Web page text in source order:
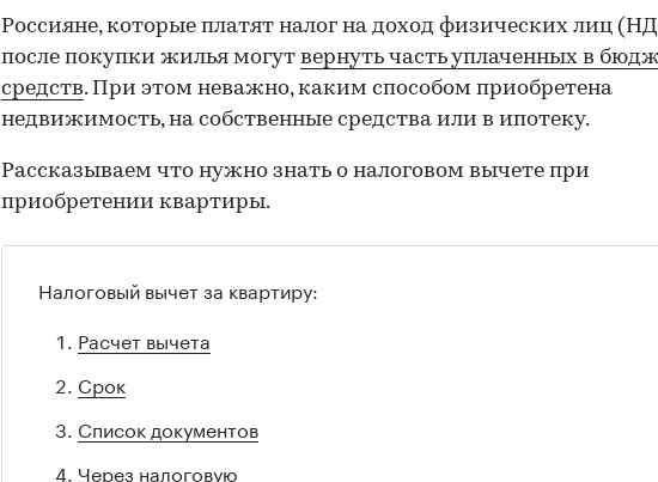
Россияне, которые платят налог на доход физических лиц
после покупки жилья могут вернуть часть уплаченных в
средств. При этом неважно, каким способом приобретена
недвижимость, на собственные средства или в ипотеку.
Рассказываем что нужно знать о налоговом вычете при
приобретении квартиры.
Налоговый вычет за квартиру:
Расчет вычета
Срок
Список документов
Через налоговую